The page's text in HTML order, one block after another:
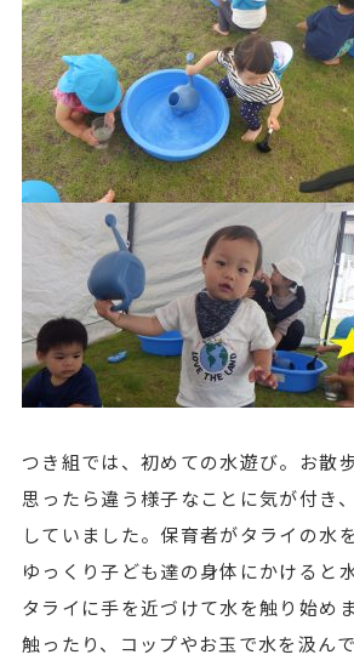
つき組では、初めての水遊び。お散
思ったら違う様子なことに気が付き
していました。保育者がタライの水
ゆっくり子ども達の身体にかけると
タライに手を近づけて水を触り始め
触ったり、コップやお玉で水を汲ん